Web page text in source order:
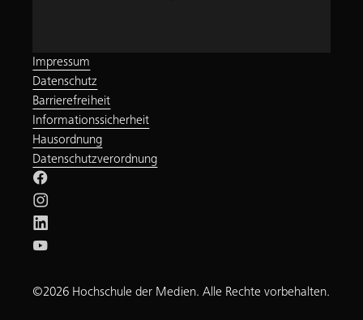
Impressum
Datenschutz
Barrierefreiheit
Informationssicherheit
Hausordnung
Datenschutzverordnung
©2026 Hochschule der Medien. Alle Rechte vorbehalten.